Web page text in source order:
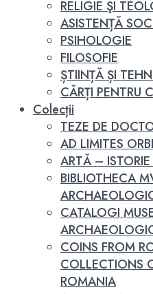
RELIGIE ŞI
ASISTENȚĂ
PSIHOLOGIE
FILOSOFIE
ȘTIINȚĂ ȘI
CĂRȚI PENTRU
Colecții
TEZE DE
AD LIMITES
ARTĂ –
BIBLIOTHECA
CATALOGI
COINS FROM
COLLECTIONS
ROMANIA